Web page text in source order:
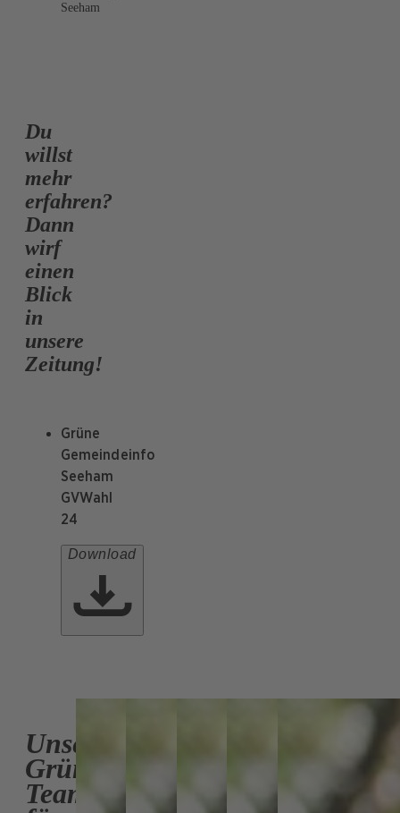
Seeham
Du
willst
mehr
erfahren?
Dann
wirf
einen
Blick
in
unsere
Zeitung!
Grüne
Gemeindeinfo
Seeham
GVWahl
24
Download
Unser
Grünes
Team